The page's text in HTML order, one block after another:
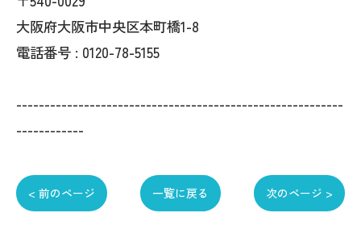
大阪府大阪市中央区本町橋1-8
電話番号 : 0120-78-5155
----------------------------------------------------------
------------
< 前のページ 一覧に戻る 次のページ >